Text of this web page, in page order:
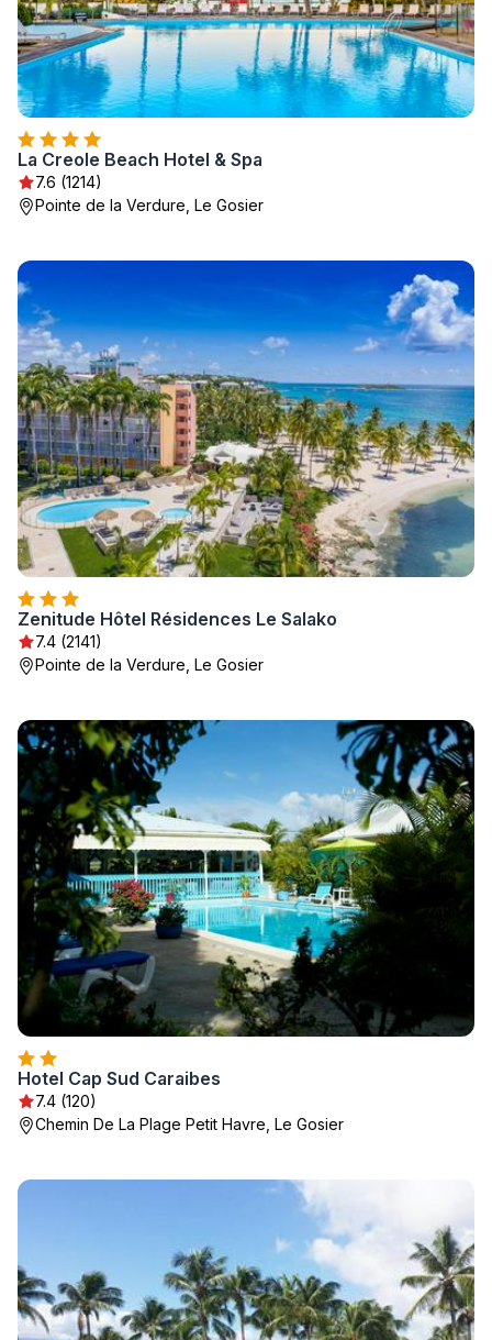
La Creole Beach Hotel & Spa
7.6 (1214)
Pointe de la Verdure, Le Gosier
Zenitude Hôtel Résidences Le Salako
7.4 (2141)
Pointe de la Verdure, Le Gosier
Hotel Cap Sud Caraibes
7.4 (120)
Chemin De La Plage Petit Havre, Le Gosier